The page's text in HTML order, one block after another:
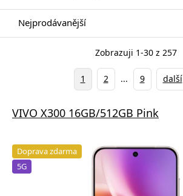
Nejprodávanější
Zobrazuji 1-30 z 257
1 2 ... 9 další
VIVO X300 16GB/512GB Pink
Doprava zdarma
5G